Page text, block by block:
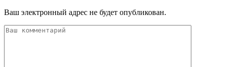
Ваш электронный адрес не будет опубликован.